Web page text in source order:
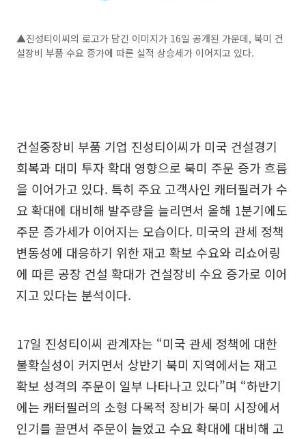
▲진성티이씨의 로고가 담긴 이미지가 16일 공개된 가운데, 북미 건
설장비 부품 수요 증가에 따른 실적 상승세가 이어지고 있다.
건설중장비 부품 기업 진성티이씨가 미국 건설경기
회복과 대미 투자 확대 영향으로 북미 주문 증가 흐름
을 이어가고 있다. 특히 주요 고객사인 캐터필러가 수
요 확대에 대비해 발주량을 늘리면서 올해 1분기에도
주문 증가세가 이어지는 모습이다. 미국의 관세 정책
변동성에 대응하기 위한 재고 확보 수요와 리쇼어링
에 따른 공장 건설 확대가 건설장비 수요 증가로 이어
지고 있다는 분석이다.
17일 진성티이씨 관계자는 “미국 관세 정책에 대한
불확실성이 커지면서 상반기 북미 지역에서는 재고
확보 성격의 주문이 일부 나타나고 있다”며 “하반기
에는 캐터필러의 소형 다목적 장비가 북미 시장에서
인기를 끌면서 주문이 늘었고 수요 확대에 대비해 고